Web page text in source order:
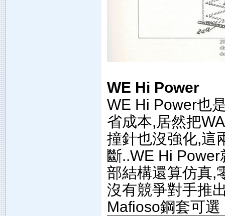
WE Hi Power
WE Hi Power也
省成本,居然把
撞針也沒強化,這
斷..WE Hi
部結構還算仿真,
沒有競爭對手推
Mafioso鋼套可選